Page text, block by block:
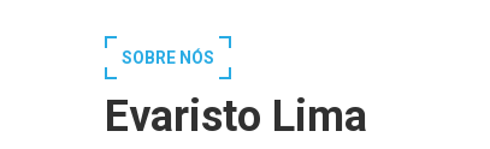
SOBRE NÓS
Evaristo Lima